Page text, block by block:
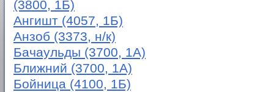
(3800, 1Б)
Ангишт (4057, 1Б)
Анзоб (3373, н/к)
Бачаульды (3700, 1А)
Ближний (3700, 1А)
Бойница (4100, 1Б)